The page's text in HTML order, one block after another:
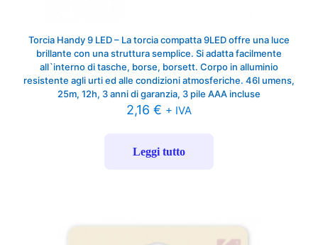
Torcia Handy 9 LED – La torcia compatta 9LED offre una luce
brillante con una struttura semplice. Si adatta facilmente
all`interno di tasche, borse, borsett. Corpo in alluminio
resistente agli urti ed alle condizioni atmosferiche. 46l umens,
25m, 12h, 3 anni di garanzia, 3 pile AAA incluse
2,16 € + IVA
Leggi tutto